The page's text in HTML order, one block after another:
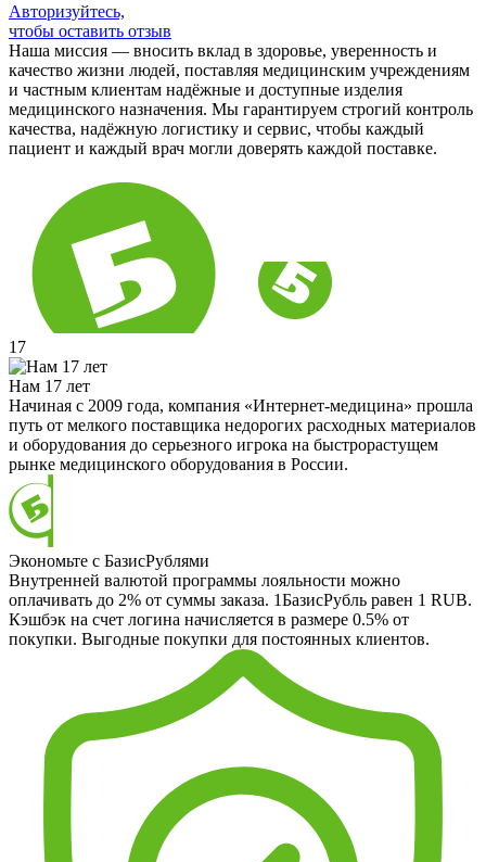
Авторизуйтесь,
чтобы оставить отзыв
Наша миссия — вносить вклад в здоровье, уверенность и
качество жизни людей, поставляя медицинским учреждениям
и частным клиентам надёжные и доступные изделия
медицинского назначения. Мы гарантируем строгий контроль
качества, надёжную логистику и сервис, чтобы каждый
пациент и каждый врач могли доверять каждой поставке.
17
Нам 17 лет
Начиная с 2009 года, компания «Интернет-медицина» прошла
путь от мелкого поставщика недорогих расходных материалов
и оборудования до серьезного игрока на быстрорастущем
рынке медицинского оборудования в России.
Экономьте с БазисРублями
Внутренней валютой программы лояльности можно
оплачивать до 2% от суммы заказа. 1БазисРубль равен 1 RUB.
Кэшбэк на счет логина начисляется в размере 0.5% от
покупки. Выгодные покупки для постоянных клиентов.